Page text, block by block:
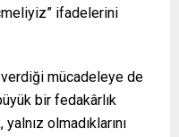
ifadelerini
verdiği mücadeleye de
bir fedakârlık
olmadıklarını